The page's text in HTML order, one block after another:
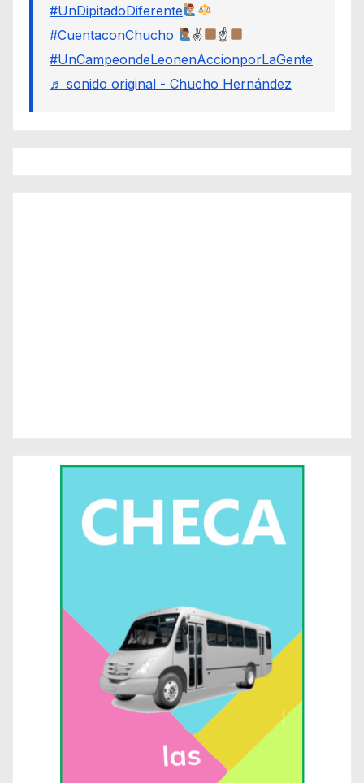
#UnDipitadoDiferente
#CuentaconChucho
✌
☝
#UnCampeondeLeonenAccionporLaGente
♬ sonido original - Chucho Hernández